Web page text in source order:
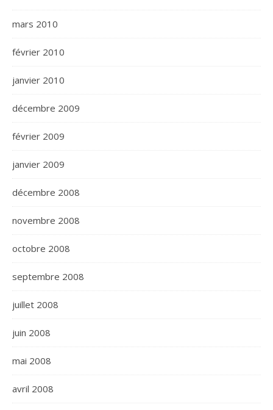
mars 2010
février 2010
janvier 2010
décembre 2009
février 2009
janvier 2009
décembre 2008
novembre 2008
octobre 2008
septembre 2008
juillet 2008
juin 2008
mai 2008
avril 2008